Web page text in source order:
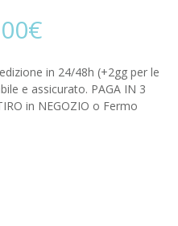
€
in 24/48h (+2gg per le
e assicurato. PAGA IN 3
in NEGOZIO o Fermo